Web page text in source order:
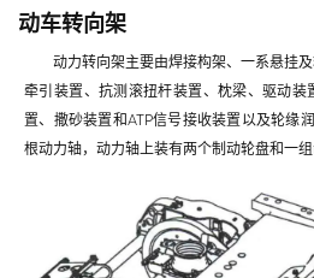
动车转向架
动力转向架主要由焊接构架、一系悬挂
牵引装置、抗测滚扭杆装置、枕梁、驱动
置、撒砂装置和ATP信号接收装置以及轮缘
根动力轴，动力轴上装有两个制动轮盘和一组